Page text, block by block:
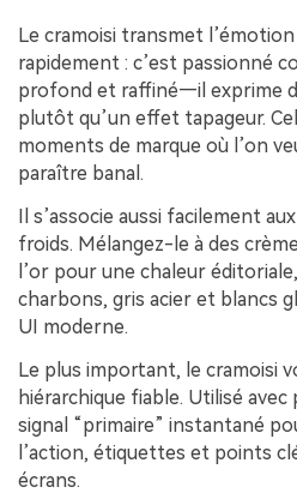
Le cramoisi transmet
rapidement : c’est passionné
profond et raffiné—il exprime
plutôt qu’un effet tapageur.
moments de marque où l’on
paraître banal.
Il s’associe aussi facilement
froids. Mélangez-le à des
l’or pour une chaleur
charbons, gris acier et blancs
UI moderne.
Le plus important, le cramoisi
hiérarchique fiable. Utilisé
signal “primaire” instantané
l’action, étiquettes et points
écrans.